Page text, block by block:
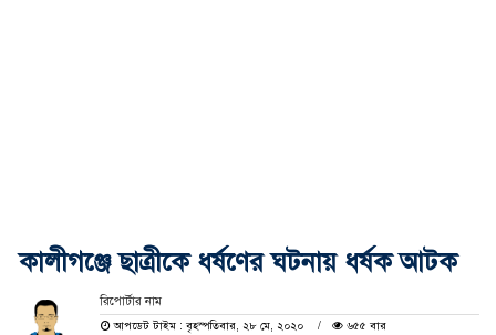
কালীগঞ্জে ছাত্রীকে ধর্ষণের ঘটনায় ধর্ষক আটক
রিপোর্টার নাম
আপডেট টাইম : বৃহস্পতিবার, ২৮ মে, ২০২০
৬৫৫ বার